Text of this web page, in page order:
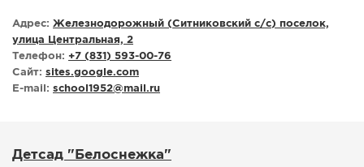
Адрес: Железнодорожный (Ситниковский с/с) поселок,
улица Центральная, 2
Телефон: +7 (831) 593-00-76
Сайт: sites.google.com
E-mail: school1952@mail.ru
Детсад "Белоснежка"